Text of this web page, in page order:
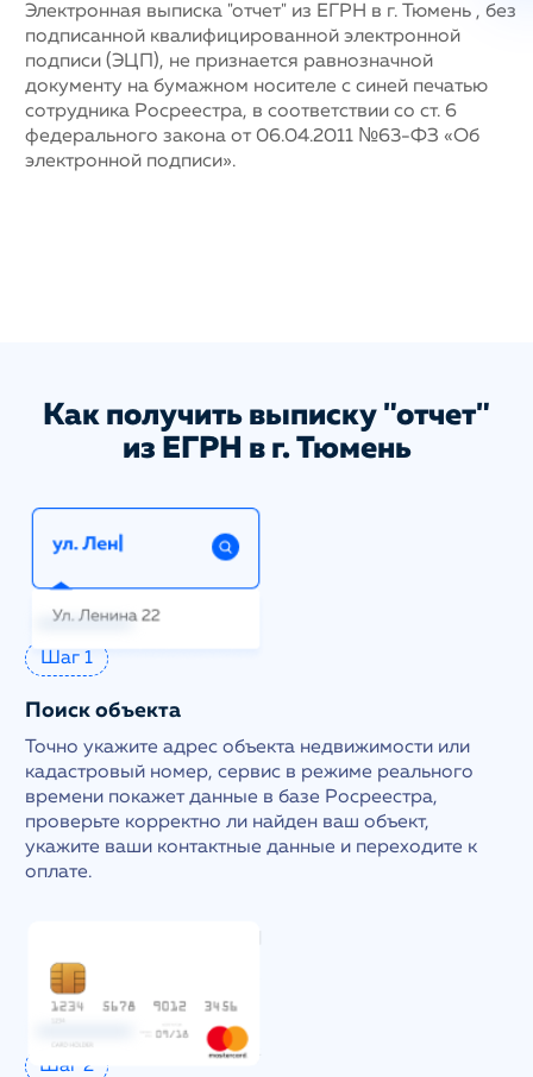
Электронная выписка "отчет" из ЕГРН в г. Тюмень , без
подписанной квалифицированной электронной
подписи (ЭЦП), не признается равнозначной
документу на бумажном носителе с синей печатью
сотрудника Росреестра, в соответствии со ст. 6
федерального закона от 06.04.2011 №63-ФЗ «Об
электронной подписи».
Как получить выписку "отчет"
из ЕГРН в г. Тюмень
Шаг 1
Поиск объекта
Точно укажите адрес объекта недвижимости или
кадастровый номер, сервис в режиме реального
времени покажет данные в базе Росреестра,
проверьте корректно ли найден ваш объект,
укажите ваши контактные данные и переходите к
оплате.
Шаг 2